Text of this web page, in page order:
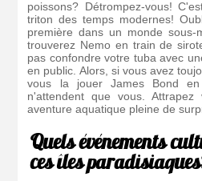
poissons? Détrompez-vous!
triton des temps modernes!
première dans un monde
trouverez Nemo en train de
pas confondre votre tuba avec
en public. Alors, si vous avez
vous la jouer James Bond
n'attendent que vous.
aventure aquatique pleine de
Quels événements
ces îles